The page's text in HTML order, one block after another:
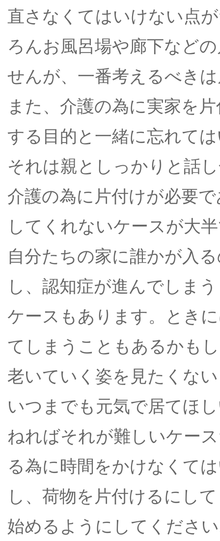
直さなくてはいけない点
ろんお風呂場や廊下など
せんが、一番考えるべき
また、介護の為に実家を
する目的と一緒に忘れて
それは親としっかりと話
介護の為に片付けが必要
してくれないケースが大
自分たちの家に誰かが入
し、認知症が進んでしま
ケースもあります。とき
てしまうこともあるかも
老いていく姿を見たくな
いつまでも元気で居てほ
ねればそれが難しいケー
る為に時間をかけなくて
し、荷物を片付けるにし
始めるようにしてくださ